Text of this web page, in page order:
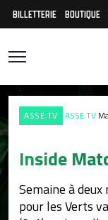
BILLETTERIE BOUTIQUE
ASSE.TV ASSE.TV
Inside
Semaine à
pour les Verts